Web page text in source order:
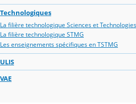
Technologiques
La filière technologique Sciences et
La filière technologique STMG
Les enseignements spécifiques en TSTMG
ULIS
VAE